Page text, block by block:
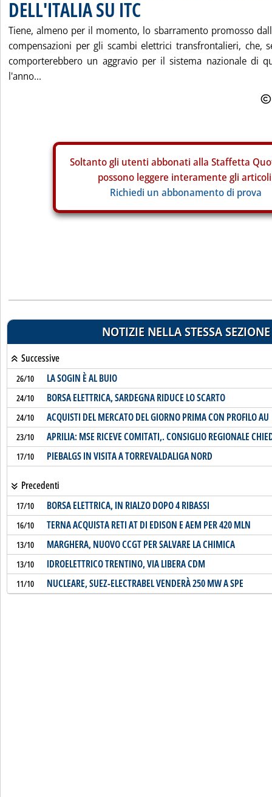
DELL'ITALIA SU ITC
Tiene, almeno per il momento, lo sbarramento promosso
compensazioni per gli scambi elettrici transfrontalieri, che,
comporterebbero un aggravio per il sistema nazionale di
l'anno...
Soltanto gli utenti abbonati alla Staffetta
possono leggere interamente gli
Richiedi un abbonamento di prova
NOTIZIE NELLA STESSA SEZIONE
Successive
26/10 LA SOGIN È AL BUIO
24/10 BORSA ELETTRICA, SARDEGNA RIDUCE LO SCARTO
24/10 ACQUISTI DEL MERCATO DEL GIORNO PRIMA CON PROFILO AU
23/10 APRILIA: MSE RICEVE COMITATI,. CONSIGLIO REGIONALE
17/10 PIEBALGS IN VISITA A TORREVALDALIGA NORD
Precedenti
17/10 BORSA ELETTRICA, IN RIALZO DOPO 4 RIBASSI
16/10 TERNA ACQUISTA RETI AT DI EDISON E AEM PER 420 MLN
13/10 MARGHERA, NUOVO CCGT PER SALVARE LA CHIMICA
13/10 IDROELETTRICO TRENTINO, VIA LIBERA CDM
11/10 NUCLEARE, SUEZ-ELECTRABEL VENDERÀ 250 MW A SPE